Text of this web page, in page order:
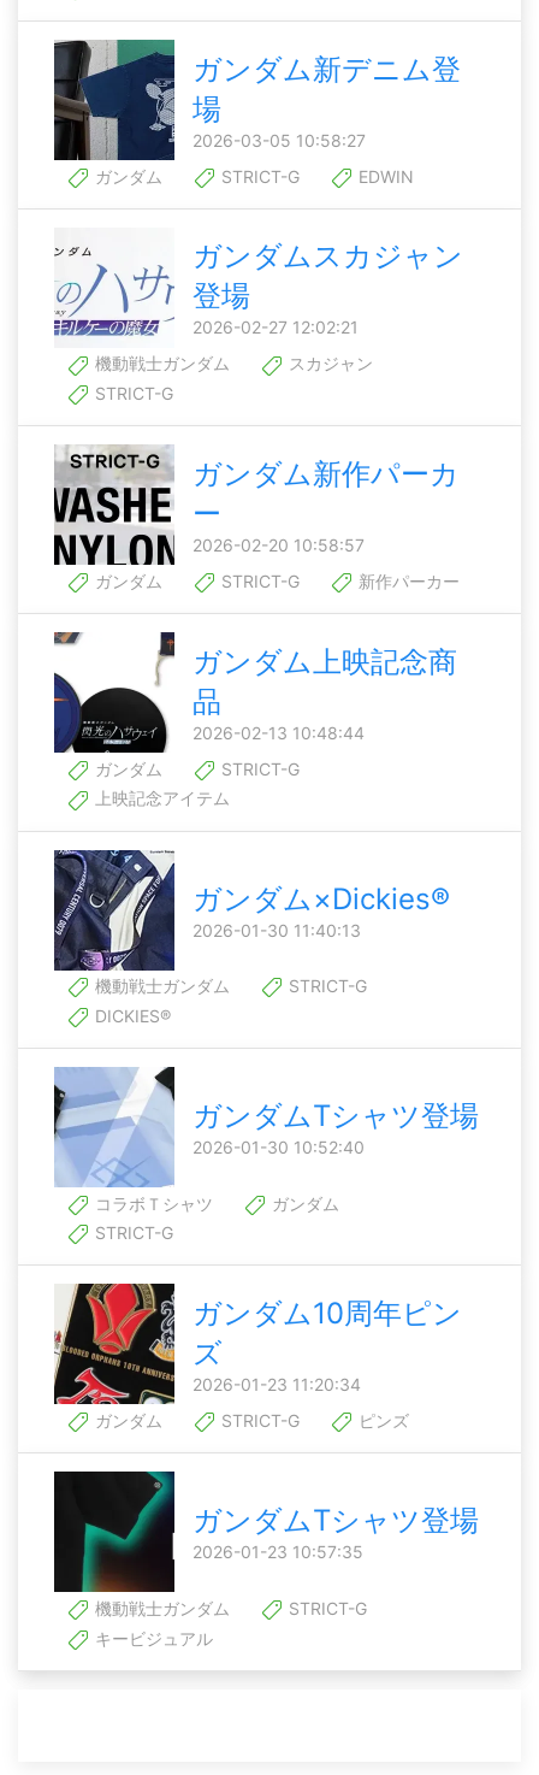
ガンダム新デニム登
場
2026-03-05 10:58:27
ガンダム
STRICT-G EDWIN
ガンダムスカジャン
登場
2026-02-27 12:02:21
機動戦士ガンダム
スカジャン
STRICT-G
ガンダム新作パーカ
ー
2026-02-20 10:58:57
ガンダム
STRICT-G 新作パーカー
ガンダム上映記念商
品
2026-02-13 10:48:44
ガンダム
STRICT-G
上映記念アイテム
ガンダム×Dickies®
2026-01-30 11:40:13
機動戦士ガンダム
STRICT-G
DICKIES®
ガンダムTシャツ登場
2026-01-30 10:52:40
コラボＴシャツ
ガンダム
STRICT-G
ガンダム10周年ピン
ズ
2026-01-23 11:20:34
ガンダム
STRICT-G ピンズ
ガンダムTシャツ登場
2026-01-23 10:57:35
機動戦士ガンダム
STRICT-G
キービジュアル